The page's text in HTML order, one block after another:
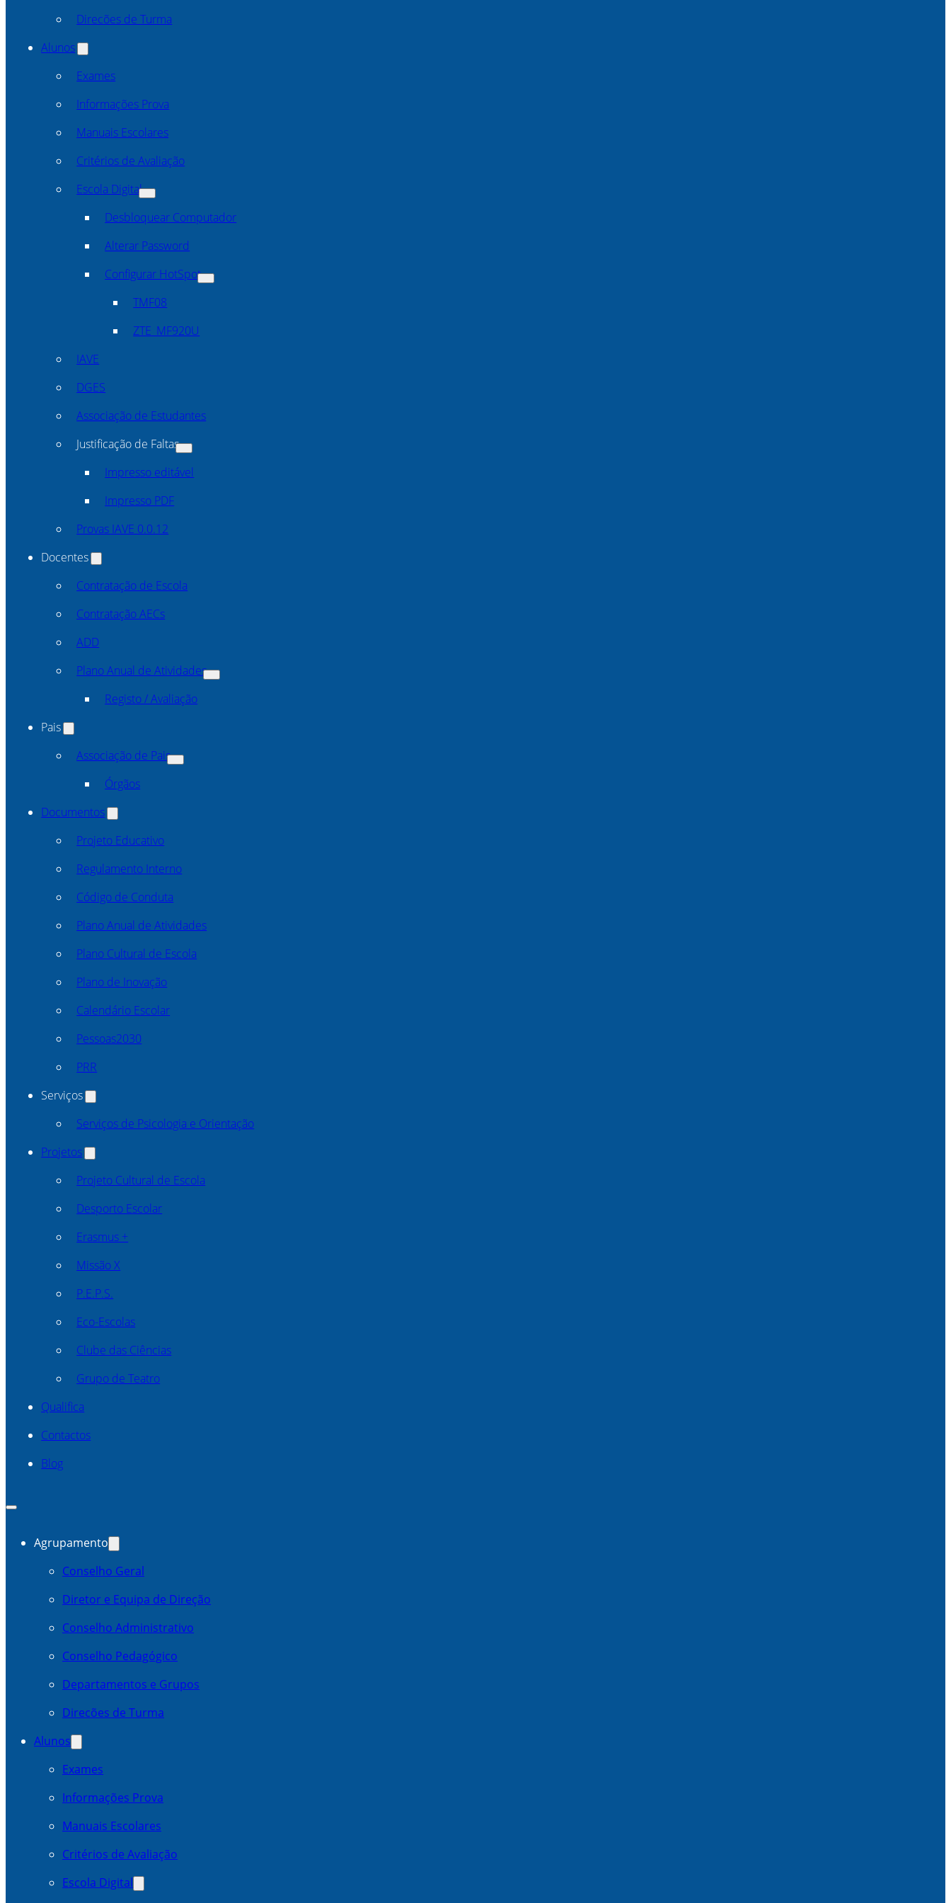
Direcões de Turma
Alunos
Exames
Informações Prova
Manuais Escolares
Critérios de Avaliação
Escola Digital
Desbloquear Computador
Alterar Password
Configurar HotSpot
TMF08
ZTE_MF920U
IAVE
DGES
Associação de Estudantes
Justificação de Faltas
Impresso editável
Impresso PDF
Provas IAVE 0.0.12
Docentes
Contratação de Escola
Contratação AECs
ADD
Plano Anual de Atividades
Registo / Avaliação
Pais
Associação de Pais
Órgãos
Documentos
Projeto Educativo
Regulamento Interno
Código de Conduta
Plano Anual de Atividades
Plano Cultural de Escola
Plano de Inovação
Calendário Escolar
Pessoas2030
PRR
Serviços
Serviços de Psicologia e Orientação
Projetos
Projeto Cultural de Escola
Desporto Escolar
Erasmus +
Missão X
P.E.P.S.
Eco-Escolas
Clube das Ciências
Grupo de Teatro
Qualifica
Contactos
Blog
Agrupamento
Conselho Geral
Diretor e Equipa de Direção
Conselho Administrativo
Conselho Pedagógico
Departamentos e Grupos
Direcões de Turma
Alunos
Exames
Informações Prova
Manuais Escolares
Critérios de Avaliação
Escola Digital